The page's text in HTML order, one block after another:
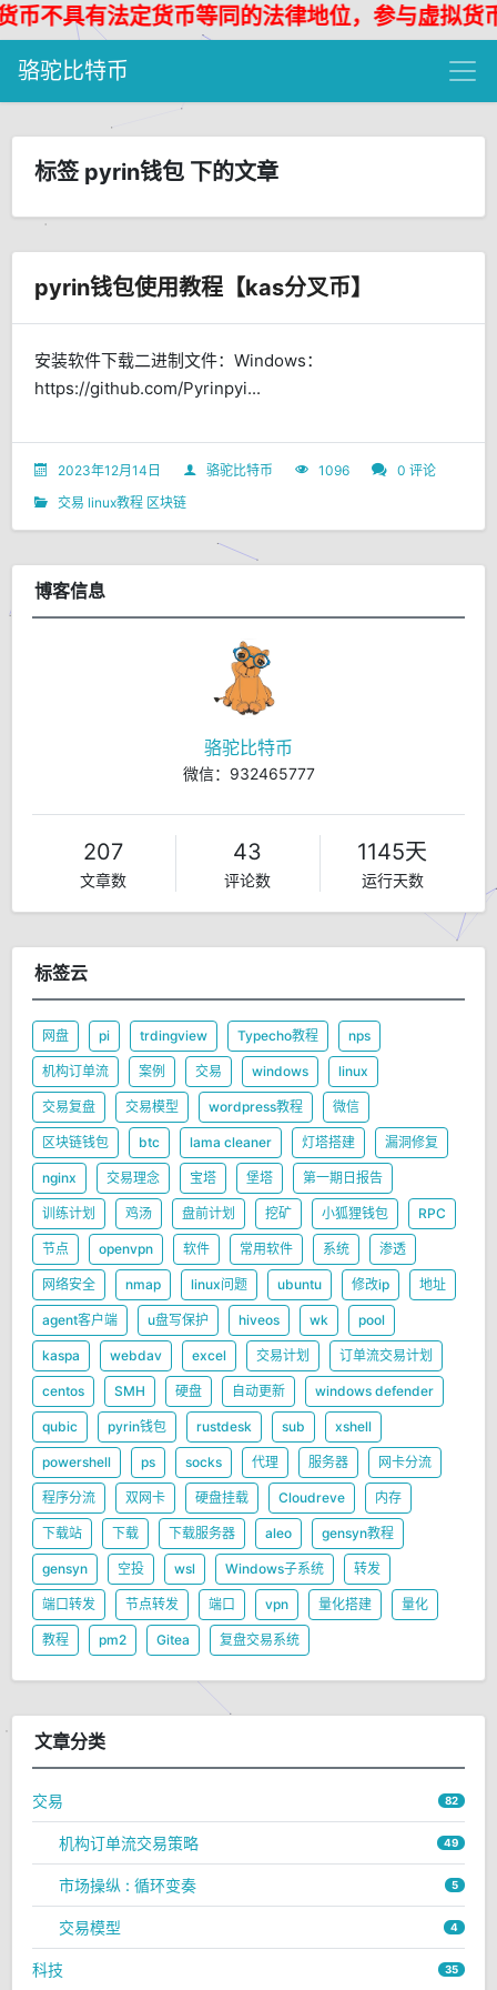
具有法定货币等同的法律地位，参与虚拟货币
骆驼比特币
标签 pyrin钱包 下的文章
pyrin钱包使用教程【kas分叉币】
安装软件下载二进制文件：Windows：
https://github.com/Pyrinpyi...
2023年12月14日 骆驼比特币 1096
0 评论
交易 linux教程 区块链
博客信息
骆驼比特币
微信：932465777
207
文章数
43
评论数
1145天
运行天数
标签云
网盘 pi trdingview Typecho教程 nps
机构订单流 案例 交易 windows linux
交易复盘 交易模型 wordpress教程 微信
区块链钱包 btc lama cleaner 灯塔搭建 漏洞修复
nginx 交易理念 宝塔 堡塔 第一期日报告
训练计划 鸡汤 盘前计划 挖矿 小狐狸钱包 RPC
节点 openvpn 软件 常用软件 系统 渗透
网络安全 nmap linux问题 ubuntu 修改ip 地址
agent客户端 u盘写保护 hiveos wk pool
kaspa webdav excel 交易计划 订单流交易计划
centos SMH 硬盘 自动更新 windows defender
qubic pyrin钱包 rustdesk sub xshell
powershell ps socks 代理 服务器 网卡分流
程序分流 双网卡 硬盘挂载 Cloudreve 内存
下载站 下载 下载服务器 aleo gensyn教程
gensyn 空投 wsl Windows子系统 转发
端口转发 节点转发 端口 vpn 量化搭建 量化
教程 pm2 Gitea 复盘交易系统
文章分类
交易 82
机构订单流交易策略 49
市场操纵 : 循环变奏 5
交易模型 4
科技 35